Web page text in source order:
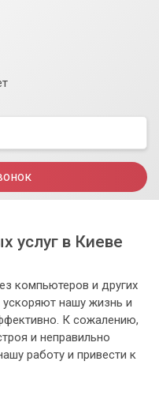
услуг в Киеве
компьютеров и других
ускоряют нашу жизнь и
К сожалению,
и неправильно
работу и привести к